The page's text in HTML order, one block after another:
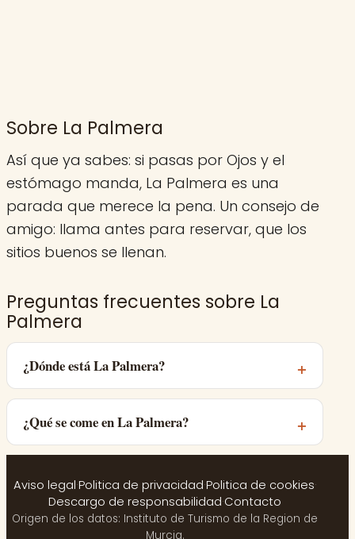
Sobre La Palmera
Así que ya sabes: si pasas por Ojos y el
estómago manda, La Palmera es una
parada que merece la pena. Un consejo de
amigo: llama antes para reservar, que los
sitios buenos se llenan.
Preguntas frecuentes sobre La
Palmera
¿Dónde está La Palmera?
¿Qué se come en La Palmera?
Aviso legal·Politica de privacidad·Politica de cookies·
Descargo de responsabilidad·Contacto
Origen de los datos: Instituto de Turismo de la Region de
Murcia.